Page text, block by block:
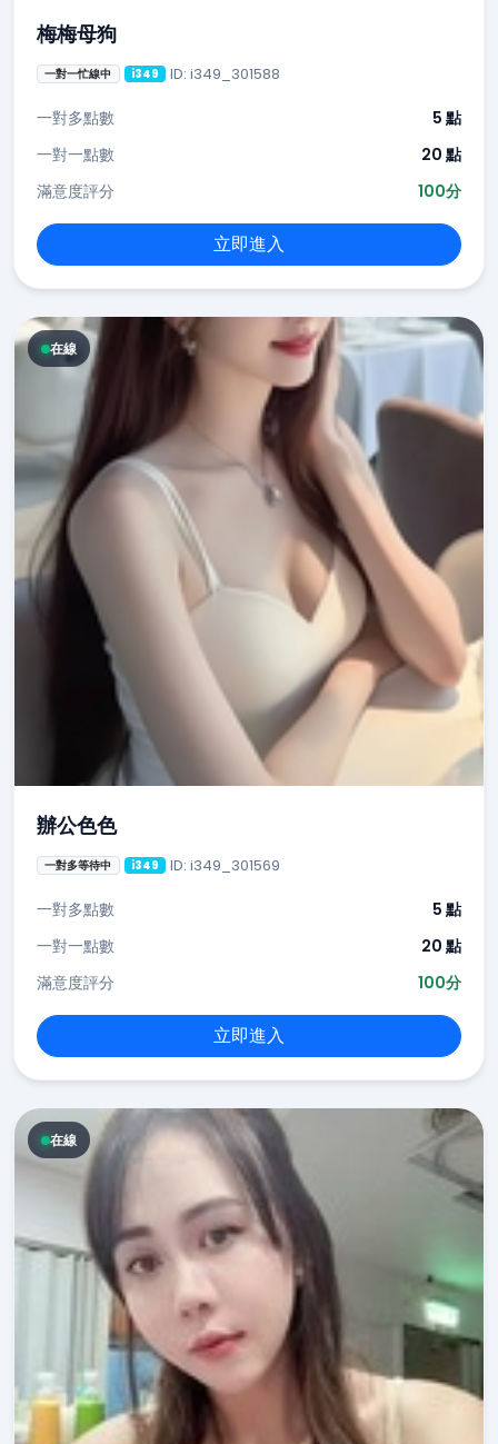
梅梅母狗
一對一忙線中 i349 ID: i349_301588
一對多點數
5 點
一對一點數
20 點
滿意度評分
100分
立即進入
在線
辦公色色
一對多等待中 i349 ID: i349_301569
一對多點數
5 點
一對一點數
20 點
滿意度評分
100分
立即進入
在線